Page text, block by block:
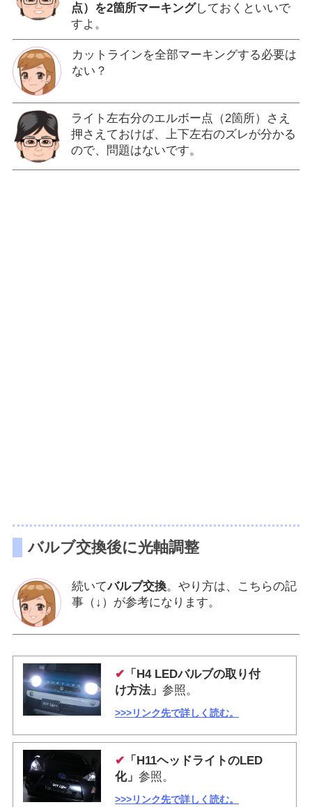
点）を2箇所マーキングしておくといいで
すよ。
カットラインを全部マーキングする必要は
ない？
ライト左右分のエルボー点（2箇所）さえ
押さえておけば、上下左右のズレが分かる
ので、問題はないです。
バルブ交換後に光軸調整
続いてバルブ交換。やり方は、こちらの記
事（↓）が参考になります。
✔ 「H4 LEDバルブの取り付
け方法」 参照。
>>>リンク先で詳しく読む。
✔ 「H11ヘッドライトのLED
化」 参照。
>>>リンク先で詳しく読む。